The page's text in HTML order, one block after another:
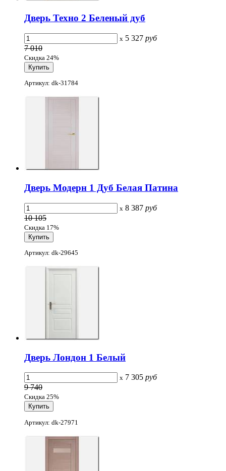
Дверь Техно 2 Беленый дуб
x 5 327 руб
7 010
Скидка 24%
Артикул: dk-31784
Дверь Модерн 1 Дуб Белая Патина
x 8 387 руб
10 105
Скидка 17%
Артикул: dk-29645
Дверь Лондон 1 Белый
x 7 305 руб
9 740
Скидка 25%
Артикул: dk-27971